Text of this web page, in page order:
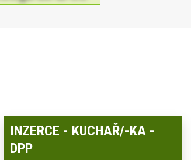
INZERCE - KUCHAŘ/-KA -
DPP